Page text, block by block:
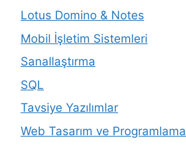
Lotus Domino & Notes
Mobil İşletim Sistemleri
Sanallaştırma
SQL
Tavsiye Yazılımlar
Web Tasarım ve Programlama